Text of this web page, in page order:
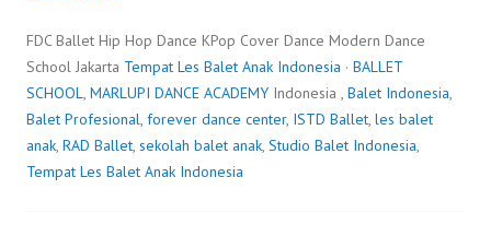
FDC Ballet Hip Hop Dance KPop Cover Dance Modern Dance
School Jakarta Tempat Les Balet Anak Indonesia · BALLET
SCHOOL
MARLUPI DANCE ACADEMY Indonesia , Balet Indonesia
Balet Profesional forever dance center, ISTD Ballet les balet
anak RAD Ballet sekolah balet anak Studio Balet Indonesia
Tempat Les Balet Anak Indonesia